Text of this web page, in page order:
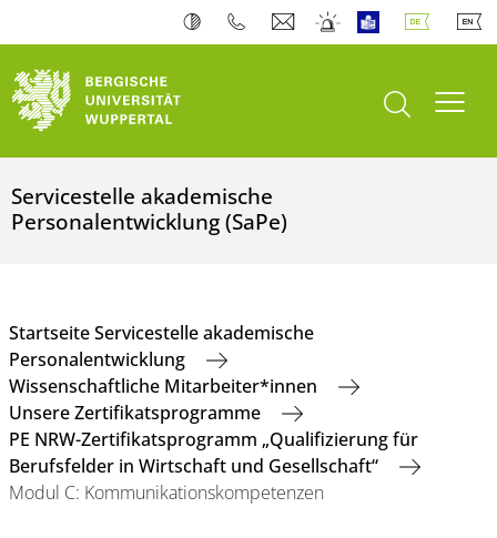
Suche öffnen
Servicestelle akademische
Personalentwicklung (SaPe)
Startseite Servicestelle akademische
Personalentwicklung
Wissenschaftliche Mitarbeiter*innen
Unsere Zertifikatsprogramme
PE NRW-Zertifikatsprogramm „Qualifizierung für
Berufsfelder in Wirtschaft und Gesellschaft“
Modul C: Kommunikationskompetenzen